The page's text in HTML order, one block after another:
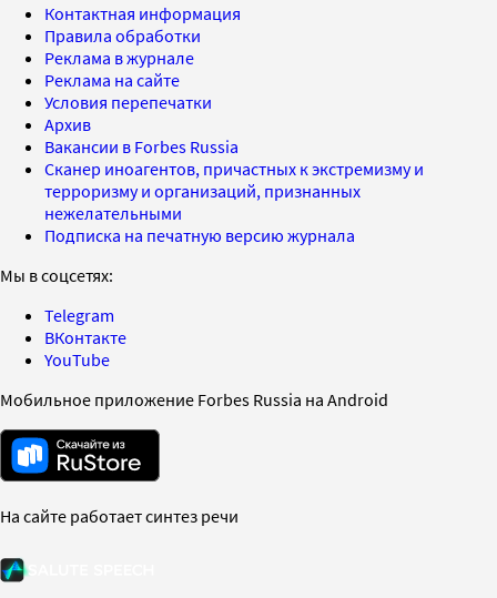
Контактная информация
Правила обработки
Реклама в журнале
Реклама на сайте
Условия перепечатки
Архив
Вакансии в Forbes Russia
Сканер иноагентов, причастных к экстремизму и
терроризму и организаций, признанных
нежелательными
Подписка на печатную версию журнала
Мы в соцсетях:
Telegram
ВКонтакте
YouTube
Мобильное приложение Forbes Russia на Android
На сайте работает синтез речи